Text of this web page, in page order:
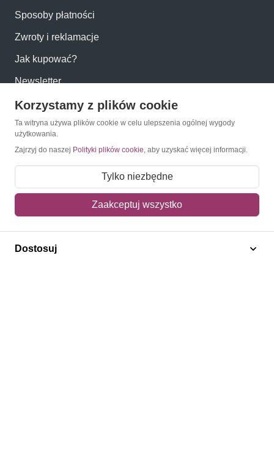
Sposoby płatności
Zwroty i reklamacje
Jak kupować?
Newsletter
Konto
Moje konto
Mój koszyk
Adres dostawy
Polecamy
Korzystamy z plików cookie
Ta witryna używa plików cookie w celu ulepszenia ogólnej wygody
użytkowania.
Zajrzyj do naszej Polityki plików cookie, aby uzyskać więcej informacji.
Tylko niezbędne
Zaakceptuj wszystko
Dostosuj